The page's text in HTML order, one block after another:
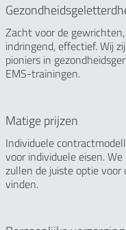
Zacht voor de
indringend, effectief. Wij
pioniers in
EMS-trainingen.
Matige prijzen
Individuele
voor individuele eisen. We
zullen de juiste optie voor
vinden.